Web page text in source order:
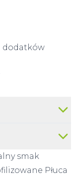
dodatków
smak
Płuca